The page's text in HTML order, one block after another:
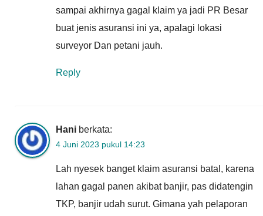
sampai akhirnya gagal klaim ya jadi PR Besar
buat jenis asuransi ini ya, apalagi lokasi
surveyor Dan petani jauh.
Reply
Hani berkata:
4 Juni 2023 pukul 14:23
Lah nyesek banget klaim asuransi batal, karena
lahan gagal panen akibat banjir, pas didatengin
TKP, banjir udah surut. Gimana yah pelaporan